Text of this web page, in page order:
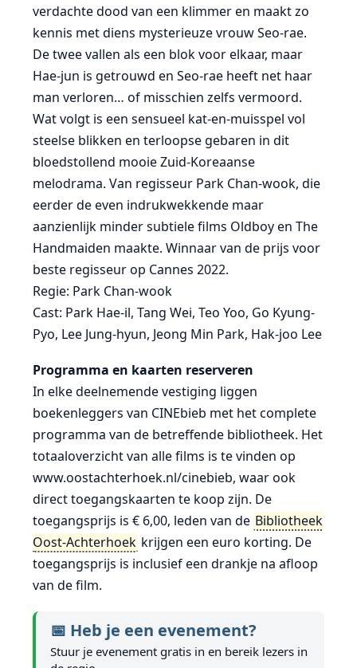
verdachte dood van een klimmer en maakt zo
kennis met diens mysterieuze vrouw Seo-rae.
De twee vallen als een blok voor elkaar, maar
Hae-jun is getrouwd en Seo-rae heeft net haar
man verloren… of misschien zelfs vermoord.
Wat volgt is een sensueel kat-en-muisspel vol
steelse blikken en terloopse gebaren in dit
bloedstollend mooie Zuid-Koreaanse
melodrama. Van regisseur Park Chan-wook, die
eerder de even indrukwekkende maar
aanzienlijk minder subtiele films Oldboy en The
Handmaiden maakte. Winnaar van de prijs voor
beste regisseur op Cannes 2022.
Regie: Park Chan-wook
Cast: Park Hae-il, Tang Wei, Teo Yoo, Go Kyung-
Pyo, Lee Jung-hyun, Jeong Min Park, Hak-joo Lee
Programma en kaarten reserveren
In elke deelnemende vestiging liggen
boekenleggers van CINEbieb met het complete
programma van de betreffende bibliotheek. Het
totaaloverzicht van alle films is te vinden op
www.oostachterhoek.nl/cinebieb, waar ook
direct toegangskaarten te koop zijn. De
toegangsprijs is € 6,00, leden van de Bibliotheek
Oost-Achterhoek krijgen een euro korting. De
toegangsprijs is inclusief een drankje na afloop
van de film.
📅 Heb je een evenement?
Stuur je evenement gratis in en bereik lezers in